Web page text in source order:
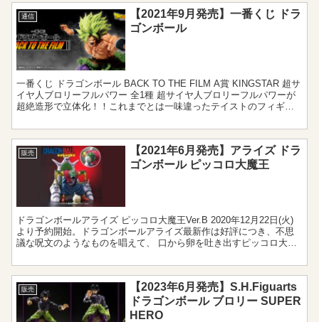
通信
【2021年9月発売】一番くじ ドラ
ゴンボール
一番くじ ドラゴンボール BACK TO THE FILM A賞 KINGSTAR 超サ
イヤ人ブロリーフルパワー 全1種 超サイヤ人ブロリーフルパワーが
超絶造形で立体化！！これまでとは一味違ったテイストのフィギュ
販売
【2021年6月発売】アライズ ドラ
ゴンボール ピッコロ大魔王
ドラゴンボールアライズ ピッコロ大魔王Ver.B 2020年12月22日(火)
より予約開始。ドラゴンボールアライズ最新作は好評につき、不思
議な呪文のようなものを唱えて、 口から卵を吐き出すピッコロ大魔
販売
【2023年6月発売】S.H.Figuarts
ドラゴンボール ブロリー SUPER
HERO